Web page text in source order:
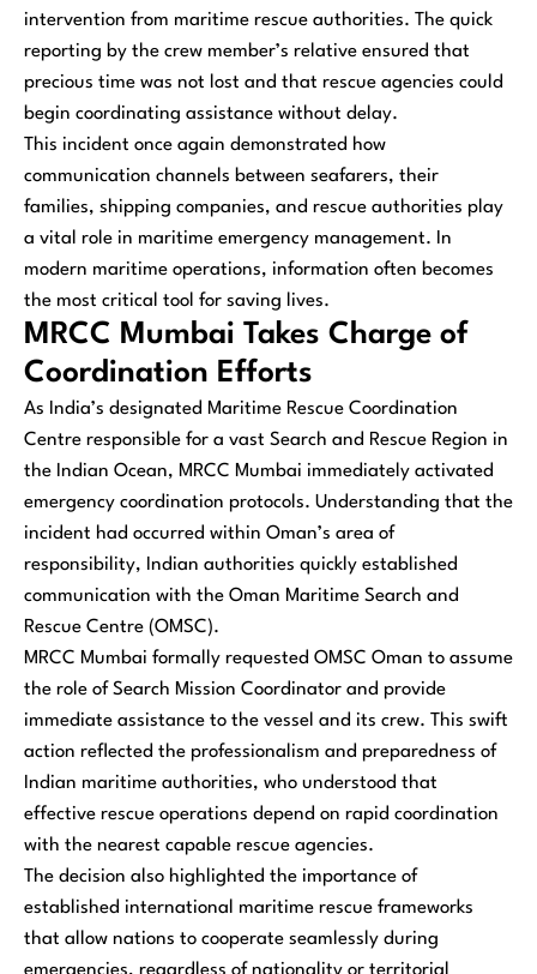
intervention from maritime rescue authorities. The quick
reporting by the crew member’s relative ensured that
precious time was not lost and that rescue agencies could
begin coordinating assistance without delay.
This incident once again demonstrated how
communication channels between seafarers, their
families, shipping companies, and rescue authorities play
a vital role in maritime emergency management. In
modern maritime operations, information often becomes
the most critical tool for saving lives.
MRCC Mumbai Takes Charge of
Coordination Efforts
As India’s designated Maritime Rescue Coordination
Centre responsible for a vast Search and Rescue Region in
the Indian Ocean, MRCC Mumbai immediately activated
emergency coordination protocols. Understanding that the
incident had occurred within Oman’s area of
responsibility, Indian authorities quickly established
communication with the Oman Maritime Search and
Rescue Centre (OMSC).
MRCC Mumbai formally requested OMSC Oman to assume
the role of Search Mission Coordinator and provide
immediate assistance to the vessel and its crew. This swift
action reflected the professionalism and preparedness of
Indian maritime authorities, who understood that
effective rescue operations depend on rapid coordination
with the nearest capable rescue agencies.
The decision also highlighted the importance of
established international maritime rescue frameworks
that allow nations to cooperate seamlessly during